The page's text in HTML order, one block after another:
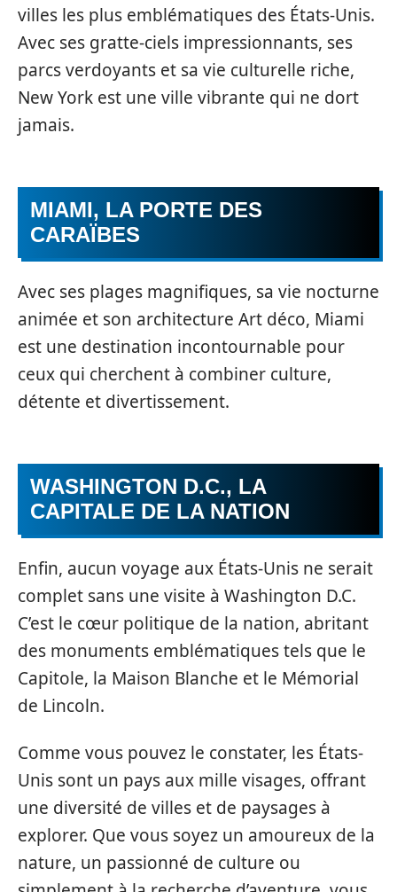
villes les plus emblématiques des États-Unis.
Avec ses gratte-ciels impressionnants, ses
parcs verdoyants et sa vie culturelle riche,
New York est une ville vibrante qui ne dort
jamais.
MIAMI, LA PORTE DES
CARAÏBES
Avec ses plages magnifiques, sa vie nocturne
animée et son architecture Art déco, Miami
est une destination incontournable pour
ceux qui cherchent à combiner culture,
détente et divertissement.
WASHINGTON D.C., LA
CAPITALE DE LA NATION
Enfin, aucun voyage aux États-Unis ne serait
complet sans une visite à Washington D.C.
C’est le cœur politique de la nation, abritant
des monuments emblématiques tels que le
Capitole, la Maison Blanche et le Mémorial
de Lincoln.
Comme vous pouvez le constater, les États-
Unis sont un pays aux mille visages, offrant
une diversité de villes et de paysages à
explorer. Que vous soyez un amoureux de la
nature, un passionné de culture ou